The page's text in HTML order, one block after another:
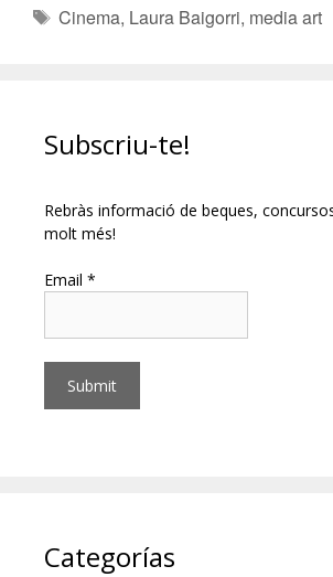
Cinema, Laura Baigorri, media art
Subscriu-te!
Rebràs informació de beques,
molt més!
Email *
Categorías